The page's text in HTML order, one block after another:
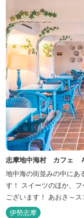
志摩地中海村 カフェ
地中海の街並みの中にあ
す！ スイーツのほか、
ございます！ あおさ～
伊勢志摩